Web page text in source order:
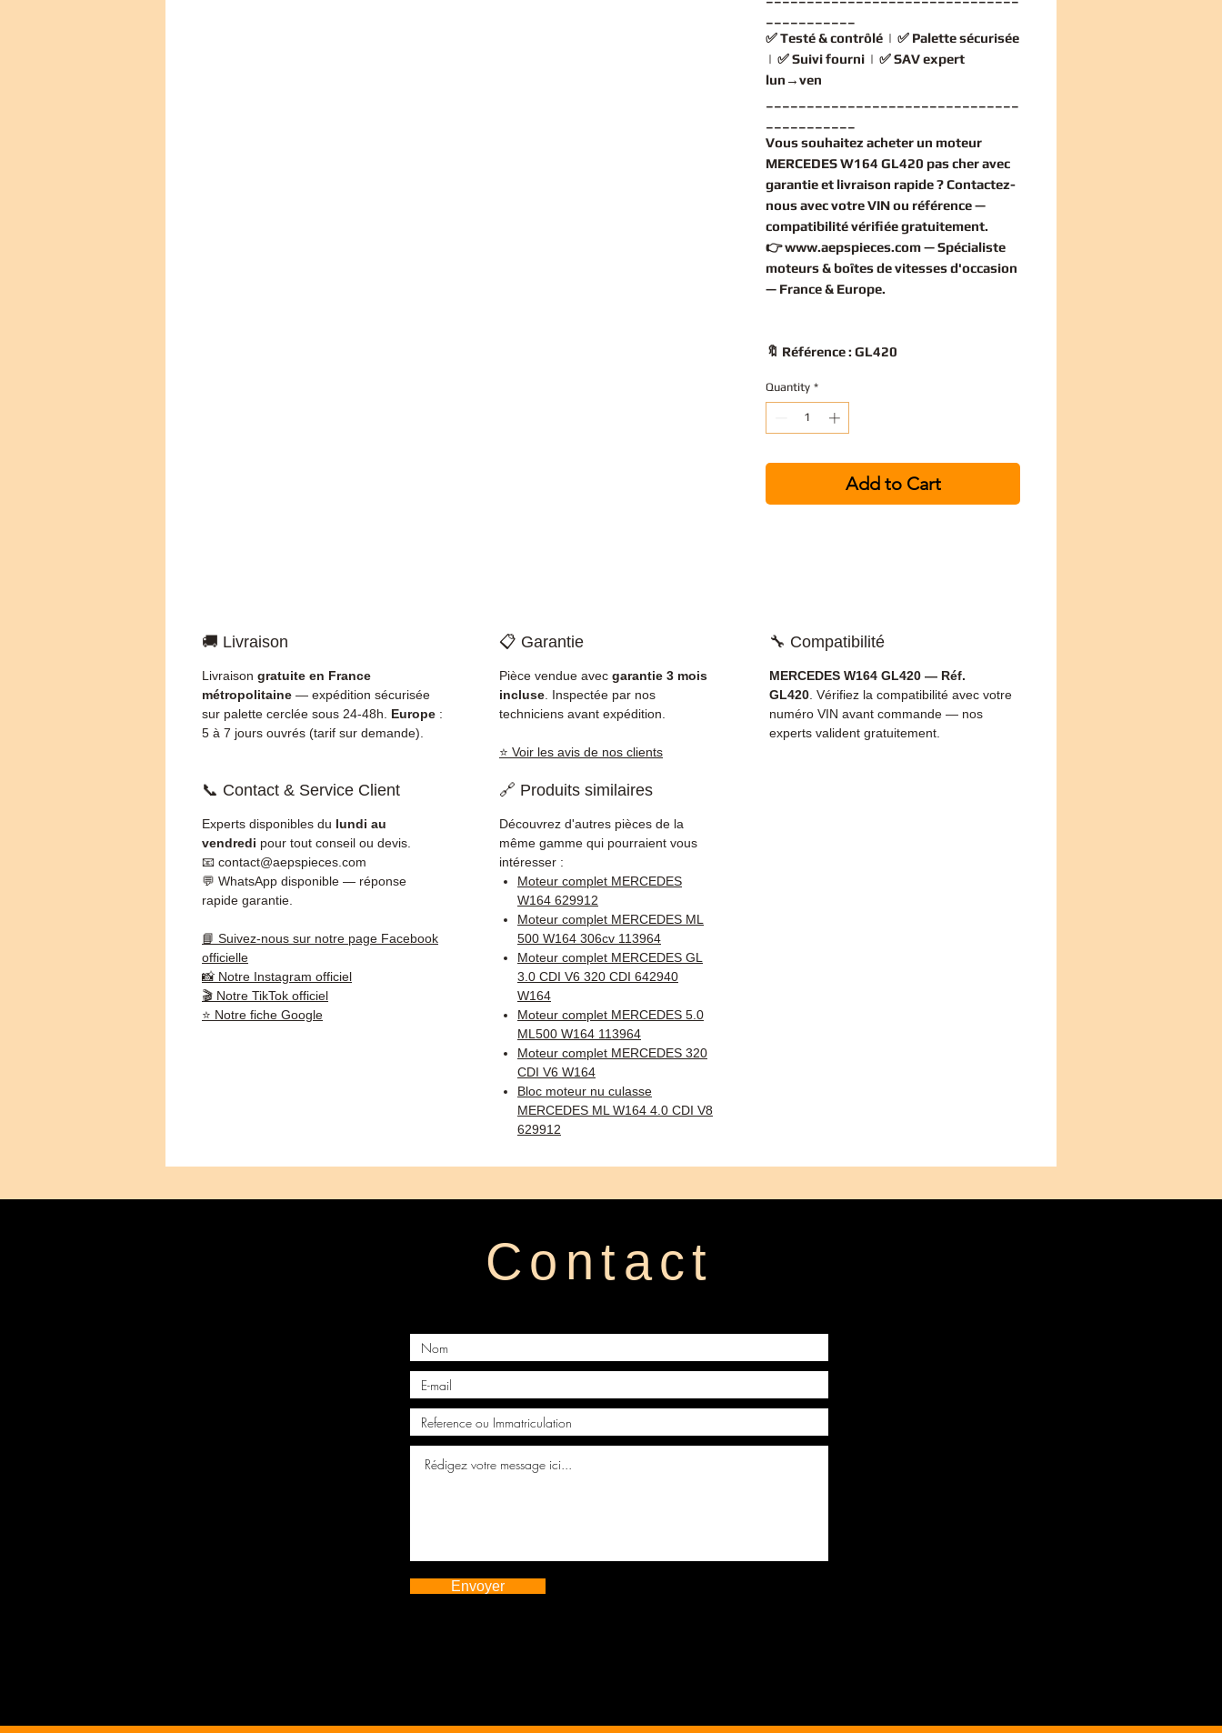
✅Testé & contrôlé | ✅ Palette sécurisée
| ✅Suivi fourni | ✅SAV expert
lun→ven
Vous souhaitez acheter un moteur
MERCEDES W164 GL420 pas cheravec
garantie et livraison rapide ? Contactez-
nous avec votre VIN ou référence —
compatibilité vérifiéegratuitement.
👉www.aepspieces.com— Spécialiste
moteurs & boîtes de vitesses d'occasion
— France & Europe.
🔖 Référence : GL420
Quantity *
Add to Cart
🚚 Livraison
Livraison gratuite en France
métropolitaine — expédition sécurisée
sur palette cerclée sous 24-48h. Europe :
5 à 7 jours ouvrés (tarif sur demande).
📋 Garantie
Pièce vendue avec garantie 3 mois
incluse . Inspectée par nos
techniciens avant expédition.
⭐ Voir les avis de nos clients
🔧 Compatibilité
MERCEDES W164 GL420 — Réf.
GL420 . Vérifiez la compatibilité avec votre
numéro VIN avant commande — nos
experts valident gratuitement.
📞 Contact & Service Client
Experts disponibles du lundi au
vendredi pour tout conseil ou devis.
📧 contact@aepspieces.com
💬 WhatsApp disponible — réponse
rapide garantie.
📘 Suivez-nous sur notre page Facebook
officielle
📸 Notre Instagram officiel
🎬 Notre TikTok officiel
⭐ Notre fiche Google
🔗 Produits similaires
Découvrez d'autres pièces de la
même gamme qui pourraient vous
intéresser :
Moteur complet MERCEDES
W164 629912
Moteur complet MERCEDES ML
500 W164 306cv 113964
Moteur complet MERCEDES GL
3.0 CDI V6 320 CDI 642940
W164
Moteur complet MERCEDES 5.0
ML500 W164 113964
Moteur complet MERCEDES 320
CDI V6 W164
Bloc moteur nu culasse
MERCEDES ML W164 4.0 CDI V8
629912
Contact
Envoyer